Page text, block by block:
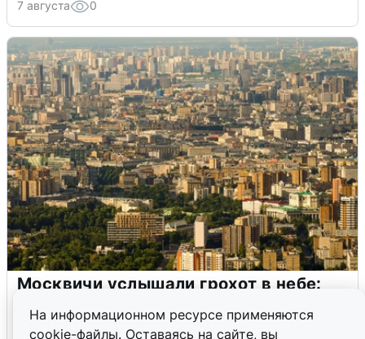
На информационном ресурсе применяются
cookie-файлы. Оставаясь на сайте, вы
7 августа 0
Москвичи услышали грохот в небе:
7 августа 0